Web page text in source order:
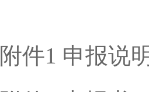
附件1 申报说